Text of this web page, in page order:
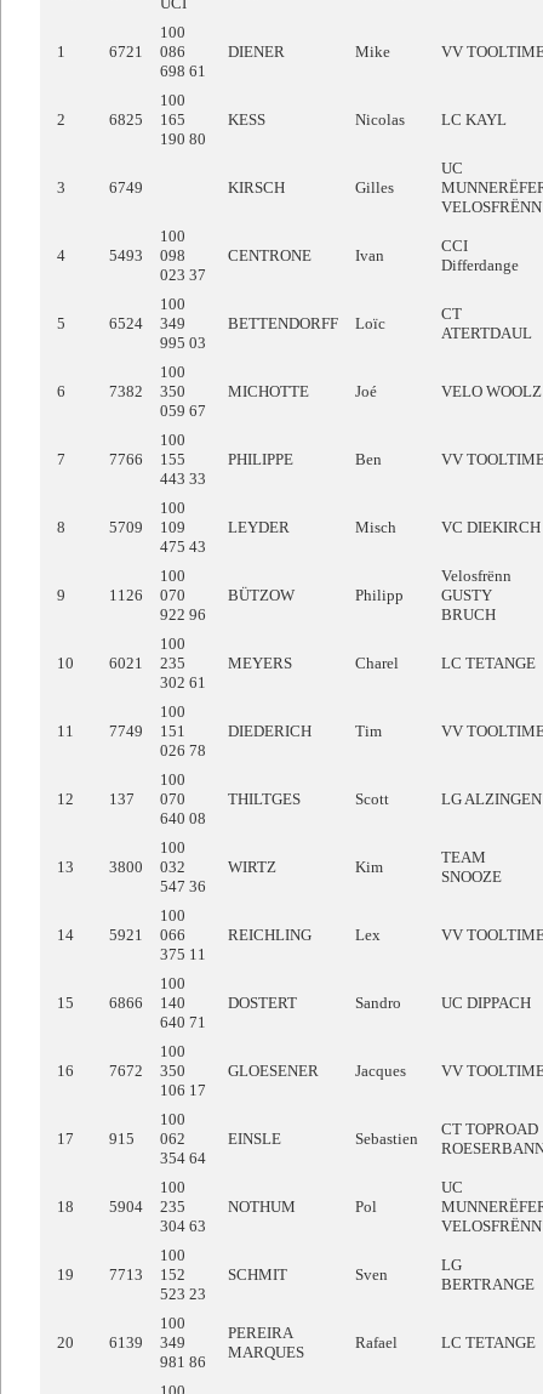
1 6721
100
086
698 61
DIENER Mike VV
2 6825
100
165
190 80
KESS Nicolas LC KAYL
3 6749 KIRSCH Gilles
UC
VELOSFRËNN
4 5493
100
098
023 37
CENTRONE Ivan
CCI
Differdange
5 6524
100
349
995 03
BETTENDORFF Loïc
CT
ATERTDAUL
6 7382
100
350
059 67
MICHOTTE Joé VELO WOOLZ
7 7766
100
155
443 33
PHILIPPE Ben VV
8 5709
100
109
475 43
LEYDER Misch VC DIEKIRCH
9 1126
100
070
922 96
BÜTZOW Philipp
Velosfrënn
GUSTY
BRUCH
10 6021
100
235
302 61
MEYERS Charel LC TETANGE
11 7749
100
151
026 78
DIEDERICH Tim VV
12 137
100
070
640 08
THILTGES Scott LG ALZINGEN
13 3800
100
032
547 36
WIRTZ Kim
TEAM
SNOOZE
14 5921
100
066
375 11
REICHLING Lex VV
15 6866
100
140
640 71
DOSTERT Sandro UC DIPPACH
16 7672
100
350
106 17
GLOESENER Jacques VV
17 915
100
062
354 64
EINSLE Sebastien
CT TOPROAD
18 5904
100
235
304 63
NOTHUM Pol
UC
VELOSFRËNN
19 7713
100
152
523 23
SCHMIT Sven
LG
BERTRANGE
20 6139
100
349
981 86
PEREIRA
MARQUES
Rafael LC TETANGE